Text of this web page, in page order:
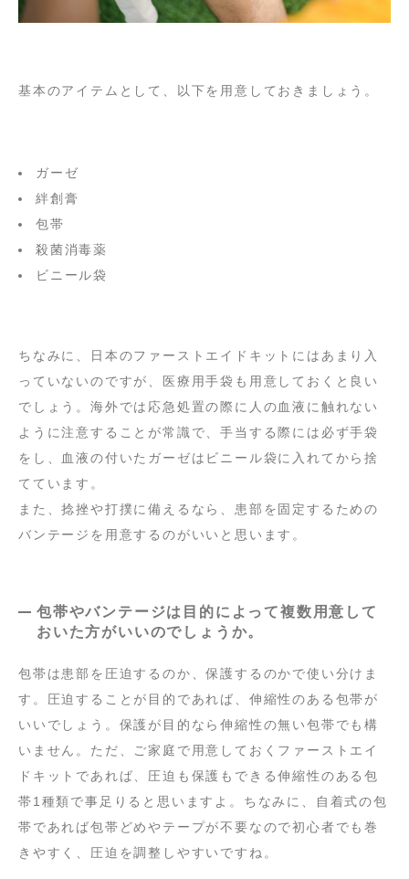
基本のアイテムとして、以下を用意しておきましょう。
ガーゼ
絆創膏
包帯
殺菌消毒薬
ビニール袋
ちなみに、日本のファーストエイドキットにはあまり入
っていないのですが、医療用手袋も用意しておくと良い
でしょう。海外では応急処置の際に人の血液に触れない
ように注意することが常識で、手当する際には必ず手袋
をし、血液の付いたガーゼはビニール袋に入れてから捨
てています。
また、捻挫や打撲に備えるなら、患部を固定するための
バンテージを用意するのがいいと思います。
包帯やバンテージは目的によって複数用意して
おいた方がいいのでしょうか。
包帯は患部を圧迫するのか、保護するのかで使い分けま
す。圧迫することが目的であれば、伸縮性のある包帯が
いいでしょう。保護が目的なら伸縮性の無い包帯でも構
いません。ただ、ご家庭で用意しておくファーストエイ
ドキットであれば、圧迫も保護もできる伸縮性のある包
帯1種類で事足りると思いますよ。ちなみに、自着式の包
帯であれば包帯どめやテープが不要なので初心者でも巻
きやすく、圧迫を調整しやすいですね。